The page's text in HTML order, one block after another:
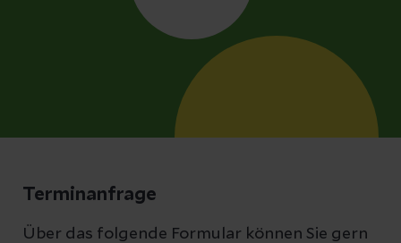
Terminanfrage
Über das folgende Formular können Sie gern